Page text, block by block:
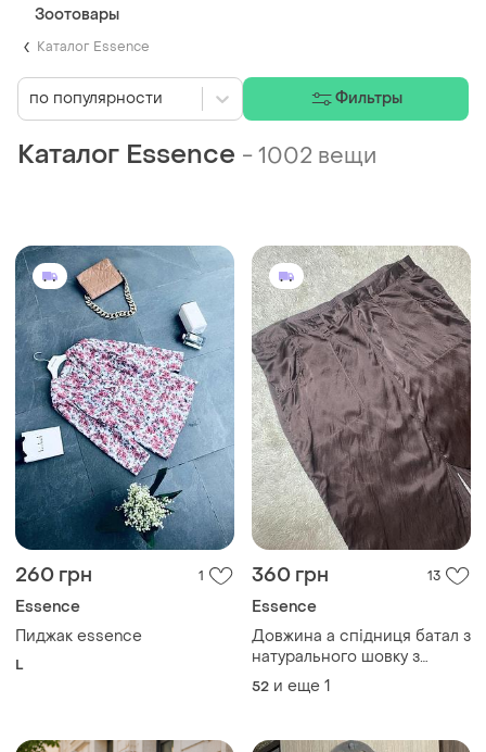
Каталог Essence
Каталог Essence -1002 вещи
260 грн 1
Essence
Пиджак essence
L
360 грн 13
Essence
Довжина а спідниця батал з
натурального шовку з
розрізами з кишенями
темний шоколад, eur54
52 и еще 1
по популярности Фильтры
Зоотовары